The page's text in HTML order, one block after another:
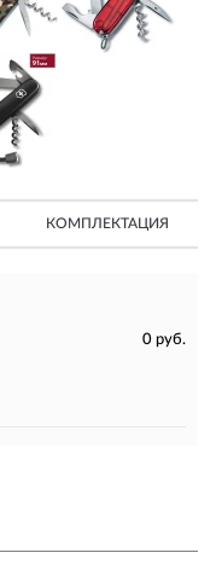
КОМПЛЕКТАЦИЯ
0 руб.